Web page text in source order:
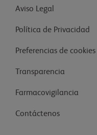
Aviso Legal
Política de Privacidad
Preferencias de cookies
Transparencia
Farmacovigilancia
Contáctenos